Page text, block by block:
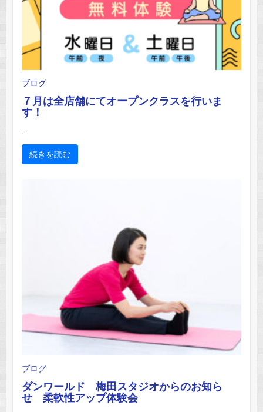
ブログ
７月は全店舗にてオープンクラスを行いま
す！
続きを読む
ブログ
ダンワールド 梅田スタジオからのお知ら
せ 柔軟性アップ体験会